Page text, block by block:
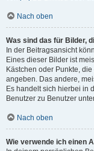
Nach oben
Was sind das für Bilder,
In der Beitragsansicht
Eines dieser Bilder ist
Kästchen oder Punkte,
angeben. Das andere,
Es handelt sich hierbei in
Benutzer zu Benutzer
Nach oben
Wie verwende ich einen